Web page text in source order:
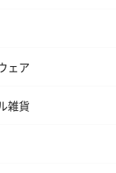
直接添付できない商
部変更する場合があ
ェア
雑貨